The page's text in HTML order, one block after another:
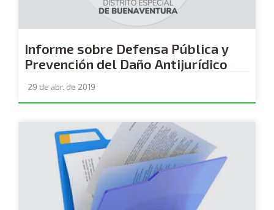
Informe sobre Defensa Pública y
Prevención del Daño Antijurídico
29 de abr. de 2019